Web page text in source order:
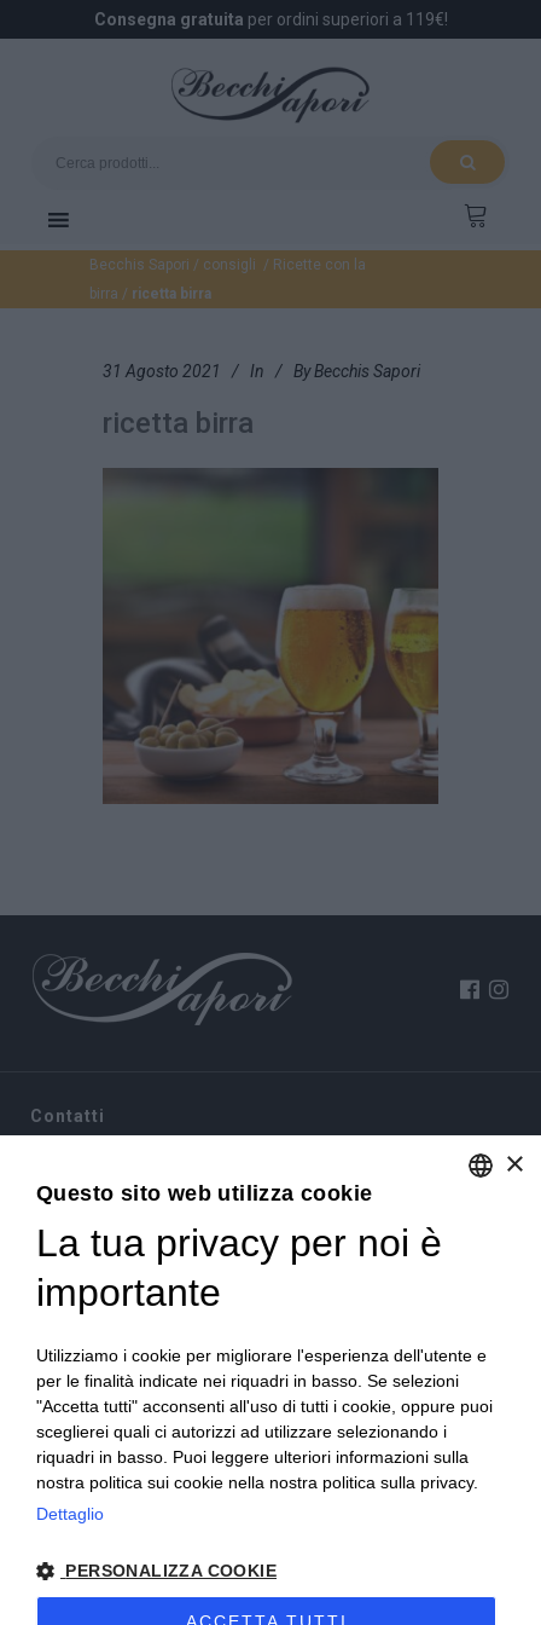
Consegna gratuita per ordini superiori a 119€!
Becchis Sapori / consigli / Ricette con la
birra / ricetta birra
31 Agosto 2021 In By Becchis Sapori
ricetta birra
Contatti
10022 Carmagnola(TO)
+39 380 6441674
info@becchisapori.it
Informazioni
Home
Chi siamo
Condizioni di vendita
Diritto di recesso
Modalità pagamento
Spedizioni e consegne
Supporto e assistenza
Imballi antirottura
Contatti
×
Questo sito web utilizza cookie
La tua privacy per noi è
importante
Utilizziamo i cookie per migliorare l'esperienza dell'utente e
per le finalità indicate nei riquadri in basso. Se selezioni
"Accetta tutti" acconsenti all'uso di tutti i cookie, oppure puoi
sceglierei quali ci autorizzi ad utilizzare selezionando i
riquadri in basso. Puoi leggere ulteriori informazioni sulla
nostra politica sui cookie nella nostra politica sulla privacy.
Dettaglio
PERSONALIZZA COOKIE